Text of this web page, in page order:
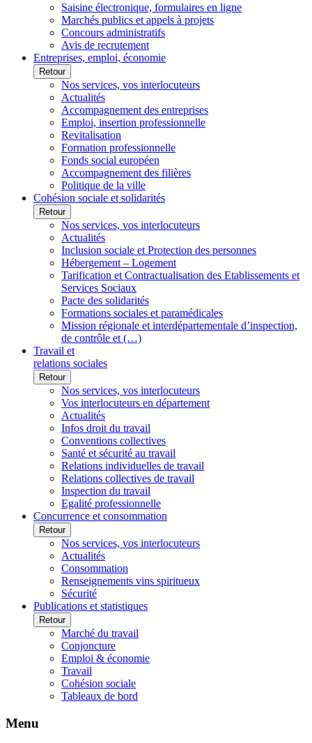
Saisine électronique, formulaires en ligne
Marchés publics et appels à projets
Concours administratifs
Avis de recrutement
Entreprises, emploi, économie
Retour
Nos services, vos interlocuteurs
Actualités
Accompagnement des entreprises
Emploi, insertion professionnelle
Revitalisation
Formation professionnelle
Fonds social européen
Accompagnement des filières
Politique de la ville
Cohésion sociale et solidarités
Retour
Nos services, vos interlocuteurs
Actualités
Inclusion sociale et Protection des personnes
Hébergement – Logement
Tarification et Contractualisation des Etablissements et
Services Sociaux
Pacte des solidarités
Formations sociales et paramédicales
Mission régionale et interdépartementale d’inspection,
de contrôle et (…)
Travail et
relations sociales
Retour
Nos services, vos interlocuteurs
Vos interlocuteurs en département
Actualités
Infos droit du travail
Conventions collectives
Santé et sécurité au travail
Relations individuelles de travail
Relations collectives de travail
Inspection du travail
Egalité professionnelle
Concurrence et consommation
Retour
Nos services, vos interlocuteurs
Actualités
Consommation
Renseignements vins spiritueux
Sécurité
Publications et statistiques
Retour
Marché du travail
Conjoncture
Emploi & économie
Travail
Cohésion sociale
Tableaux de bord
Menu